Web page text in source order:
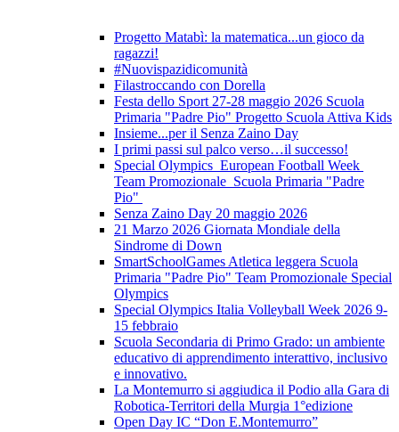
Progetto Matabì: la matematica...un gioco da
ragazzi!
#Nuovispazidicomunità
Filastroccando con Dorella
Festa dello Sport 27-28 maggio 2026 Scuola
Primaria "Padre Pio" Progetto Scuola Attiva Kids
Insieme...per il Senza Zaino Day
I primi passi sul palco verso…il successo!
Special Olympics European Football Week
Team Promozionale Scuola Primaria "Padre
Pio"
Senza Zaino Day 20 maggio 2026
21 Marzo 2026 Giornata Mondiale della
Sindrome di Down
SmartSchoolGames Atletica leggera Scuola
Primaria "Padre Pio" Team Promozionale Special
Olympics
Special Olympics Italia Volleyball Week 2026 9-
15 febbraio
Scuola Secondaria di Primo Grado: un ambiente
educativo di apprendimento interattivo, inclusivo
e innovativo.
La Montemurro si aggiudica il Podio alla Gara di
Robotica-Territori della Murgia 1°edizione
Open Day IC “Don E.Montemurro”